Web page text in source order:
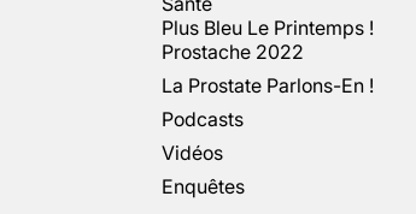
Plus Bleu Le Printemps !
Prostache 2022
La Prostate Parlons-En !
Podcasts
Vidéos
Enquêtes